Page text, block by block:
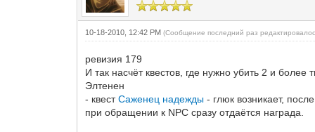
10-18-2010, 12:42 PM(Сообщение последний раз
ревизия 179
И так насчёт квестов, где нужно убить 2 и
Элтенен
- квестСаженец надежды - глюк возникает,
при обращении к NPC сразу отдаётся награда.